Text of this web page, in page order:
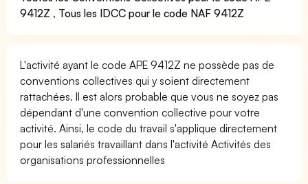
9412Z , Tous les IDCC pour le code NAF 9412Z
L'activité ayant le code APE 9412Z ne possède pas de
conventions collectives qui y soient directement
rattachées. Il est alors probable que vous ne soyez pas
dépendant d'une convention collective pour votre
activité. Ainsi, le code du travail s'applique directement
pour les salariés travaillant dans l'activité Activités des
organisations professionnelles